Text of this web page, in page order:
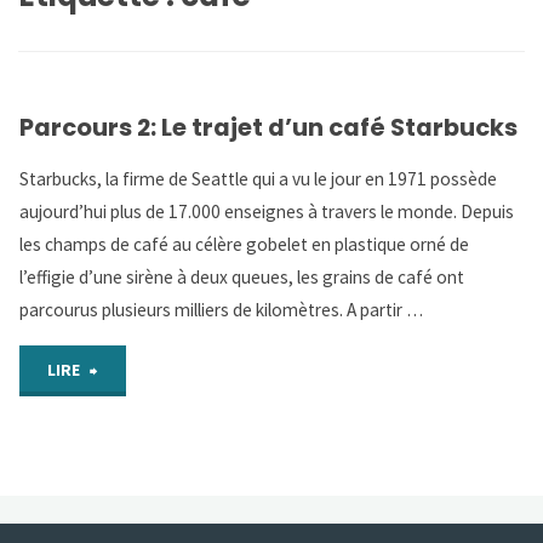
Parcours 2: Le trajet d’un café Starbucks
Starbucks, la firme de Seattle qui a vu le jour en 1971 possède
aujourd’hui plus de 17.000 enseignes à travers le monde. Depuis
les champs de café au célère gobelet en plastique orné de
l’effigie d’une sirène à deux queues, les grains de café ont
parcourus plusieurs milliers de kilomètres. A partir …
LIRE
trajet